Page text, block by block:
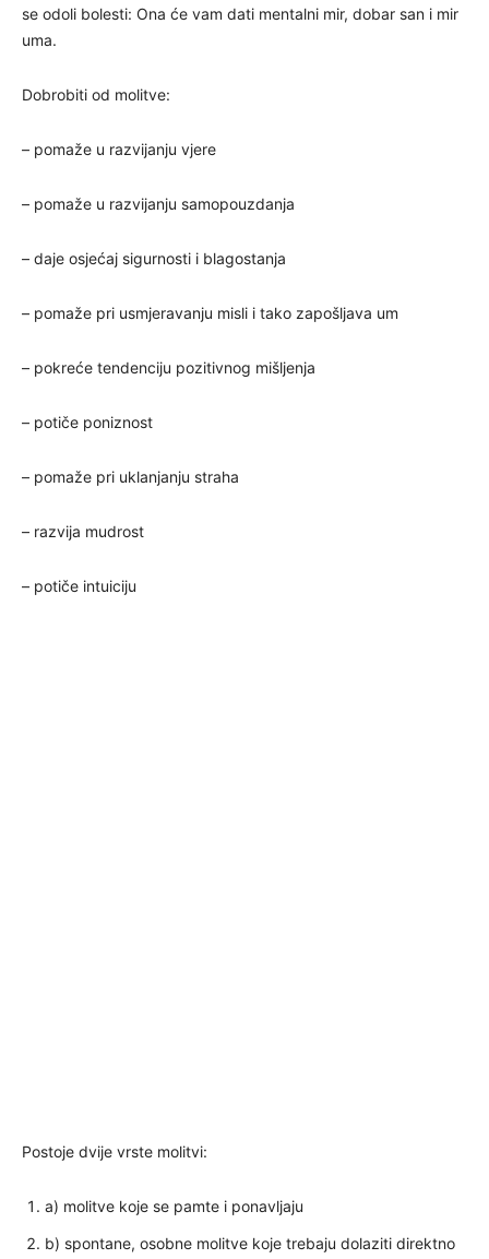
se odoli bolesti: Ona će vam dati mentalni mir, dobar san i mir
uma.
Dobrobiti od molitve:
– pomaže u razvijanju vjere
– pomaže u razvijanju samopouzdanja
– daje osjećaj sigurnosti i blagostanja
– pomaže pri usmjeravanju misli i tako zapošljava um
– pokreće tendenciju pozitivnog mišljenja
– potiče poniznost
– pomaže pri uklanjanju straha
– razvija mudrost
– potiče intuiciju
Postoje dvije vrste molitvi:
a) molitve koje se pamte i ponavljaju
b) spontane, osobne molitve koje trebaju dolaziti direktno